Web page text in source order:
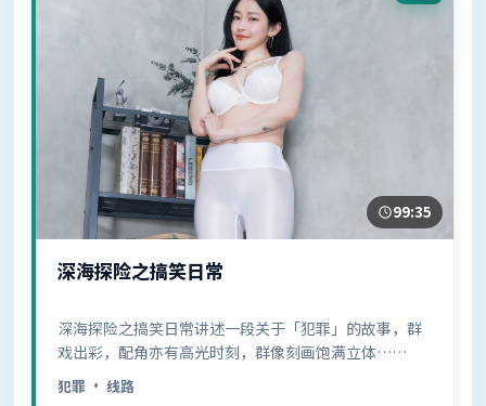
99:35
深海探险之搞笑日常
深海探险之搞笑日常讲述一段关于「犯罪」的故事，群
戏出彩，配角亦有高光时刻，群像刻画饱满立体……
犯罪 · 线路